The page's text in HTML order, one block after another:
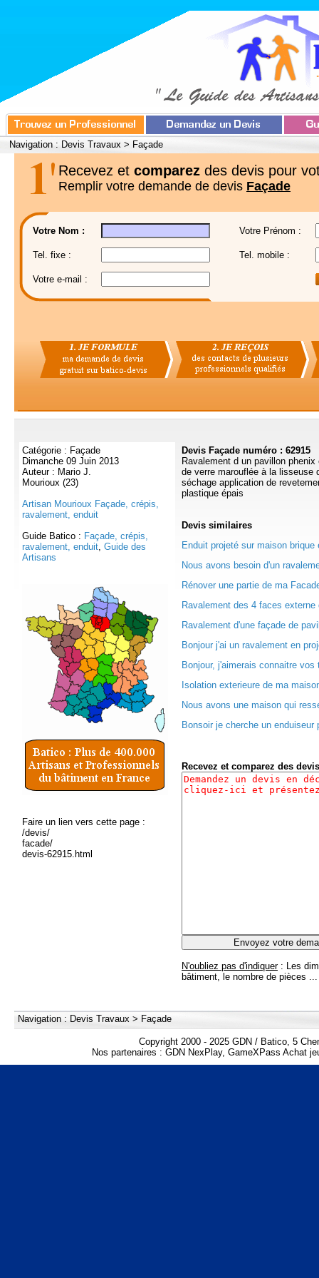
Navigation : Devis Travaux > Façade
Recevez et comparez des devis pour
Remplir votre demande de devis Façade
Votre Nom : Votre Prénom :
Tel. fixe : Tel. mobile :
Votre e-mail :
Catégorie : Façade
Dimanche 09 Juin 2013
Auteur : Mario J.
Mourioux (23)
Artisan Mourioux Façade, crépis,
ravalement, enduit
Guide Batico : Façade, crépis,
ravalement, enduit, Guide des
Artisans
Faire un lien vers cette page :
/devis/
facade/
devis-62915.html
Devis Façade numéro : 62915
Ravalement d un pavillon
de verre marouflée à la lisseuse
séchage application de
plastique épais
Devis similaires
Enduit projeté sur maison brique
Nous avons besoin d'un
Rénover une partie de ma
Ravalement des 4 faces externe
Ravalement d'une façade de
Bonjour j'ai un ravalement en
Bonjour, j'aimerais connaitre
Isolation exterieure de ma
Nous avons une maison qui
Bonsoir je cherche un enduiseur
Recevez et comparez des
N'oubliez pas d'indiquer: Les
bâtiment, le nombre de pièces ...
Navigation : Devis Travaux > Façade
Copyright 2000 - 2025 GDN / Batico, 5
Nos partenaires : GDN NexPlay, GameXPass Achat